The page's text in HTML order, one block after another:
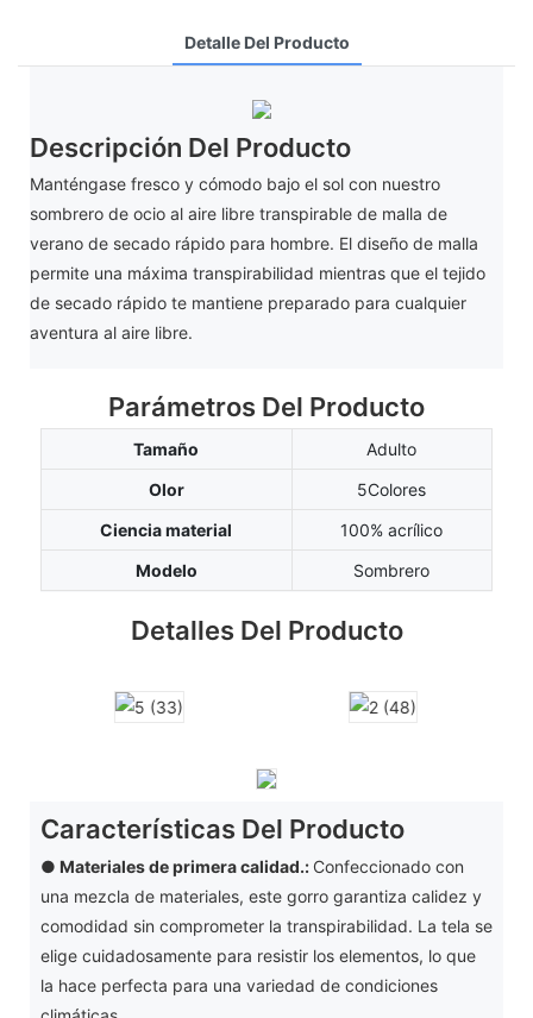
Detalle Del Producto
Descripción Del Producto
Manténgase fresco y cómodo bajo el sol con nuestro
sombrero de ocio al aire libre transpirable de malla de
verano de secado rápido para hombre. El diseño de malla
permite una máxima transpirabilidad mientras que el tejido
de secado rápido te mantiene preparado para cualquier
aventura al aire libre.
Parámetros Del Producto
Tamaño
Adulto
Olor
5Colores
Ciencia material
100% acrílico
Modelo
Sombrero
Detalles Del Producto
Características Del Producto
● Materiales de primera calidad.: Confeccionado con
una mezcla de materiales, este gorro garantiza calidez y
comodidad sin comprometer la transpirabilidad. La tela se
elige cuidadosamente para resistir los elementos, lo que
la hace perfecta para una variedad de condiciones